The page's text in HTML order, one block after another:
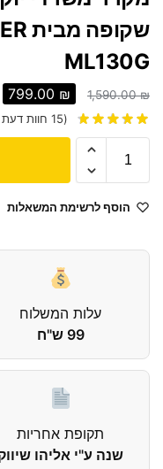
ML130G
1,590.00₪
799.00 ₪
(
15 חוות
הוסף לרשימת המשאלות
עלות המשלוח
99 ש"ח
תקופת אחריות
שנה ע"י אליהו